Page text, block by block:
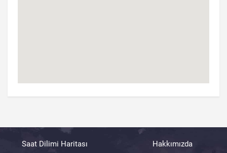
Saat Dilimi Haritası Hakkımızda